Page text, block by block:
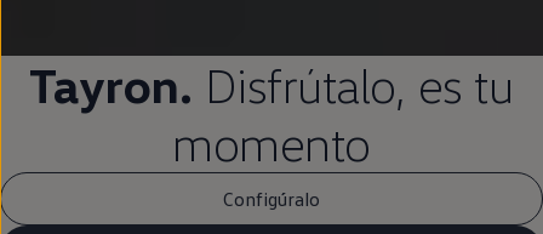
Tayron. Disfrútalo, es tu
momento
Configúralo